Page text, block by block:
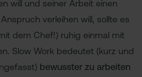
will und seiner Arbeit einen
verleihen will, sollte es
dem Chef!) ruhig einmal mit
Slow Work bedeutet (kurz und
bewusster zu arbeiten